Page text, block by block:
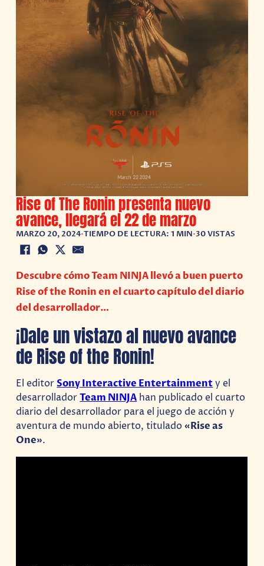
Rise of The Ronin presenta nuevo
avance, llegará el 22 de marzo
MARZO 20, 2024•TIEMPO DE LECTURA: 1 MIN•30 VISTAS
Descubre cómo Team NINJA llevó a buen puerto
Rise of the Ronin en el cuarto capítulo del diario
del desarrollador…
¡Dale un vistazo al nuevo avance
de Rise of the Ronin!
El editorSony Interactive Entertainmenty el
desarrolladorTeam NINJA han publicado el cuarto
diario del desarrollador para el juego de acción y
aventura de mundo abierto, titulado«Rise as
One».